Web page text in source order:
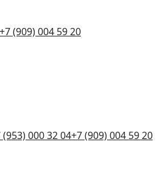
+7 (909) 004 59 20
(953) 000 32 04+7 (909) 004 59 20